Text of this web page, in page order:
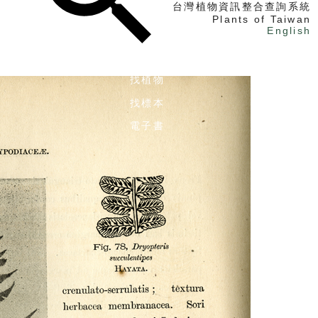
台灣植物資訊整合查詢系統
Plants of Taiwan
English
找植物
找標本
電子書